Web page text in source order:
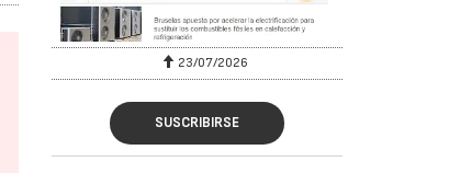
23/07/2026
SUSCRIBIRSE